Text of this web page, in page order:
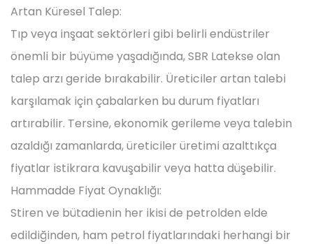
Artan Küresel Talep:
Tıp veya inşaat sektörleri gibi belirli endüstriler
önemli bir büyüme yaşadığında, SBR Latekse olan
talep arzı geride bırakabilir. Üreticiler artan talebi
karşılamak için çabalarken bu durum fiyatları
artırabilir. Tersine, ekonomik gerileme veya talebin
azaldığı zamanlarda, üreticiler üretimi azalttıkça
fiyatlar istikrara kavuşabilir veya hatta düşebilir.
Hammadde Fiyat Oynaklığı:
Stiren ve bütadienin her ikisi de petrolden elde
edildiğinden, ham petrol fiyatlarındaki herhangi bir